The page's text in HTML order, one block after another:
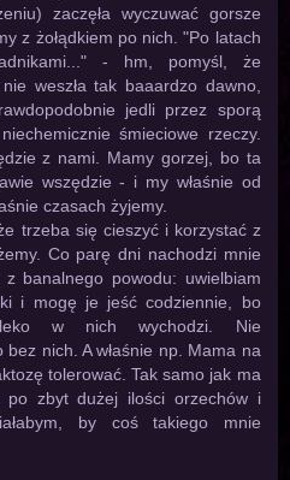
zaczęła wyczuwać gorsze
z żołądkiem po nich. "Po latach
- hm, pomyśl, że
weszła tak baaardzo dawno,
jedli przez sporą
śmieciowe rzeczy.
z nami. Mamy gorzej, bo ta
wszędzie - i my właśnie od
czasach żyjemy.
trzeba się cieszyć i korzystać z
Co parę dni nachodzi mnie
banalnego powodu: uwielbiam
i mogę je jeść codziennie, bo
w nich wychodzi. Nie
bez nich. A właśnie np. Mama na
tolerować. Tak samo jak ma
po zbyt dużej ilości orzechów i
by coś takiego mnie